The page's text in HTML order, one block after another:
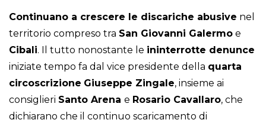
Continuano a crescere le discariche abusive nel
territorio compreso tra San Giovanni Galermo e
Cibali. Il tutto nonostante le ininterrotte denunce
iniziate tempo fa dal vice presidente della quarta
circoscrizione Giuseppe Zingale, insieme ai
consiglieri Santo Arena e Rosario Cavallaro, che
dichiarano che il continuo scaricamento di